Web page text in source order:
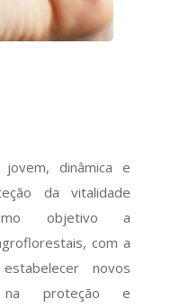
dinâmica e
da vitalidade
objetivo a
com a
novos
na proteção e